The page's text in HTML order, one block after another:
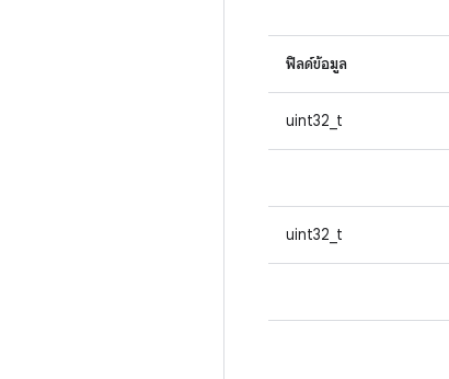
ฟิลด์ข้อมูล
uint32_t
uint32_t